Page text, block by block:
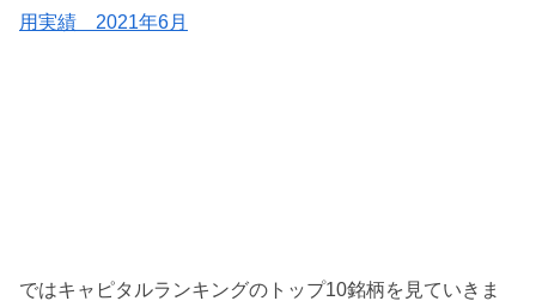
用実績 2021年6月
ではキャピタルランキングのトップ10銘柄を見ていきま